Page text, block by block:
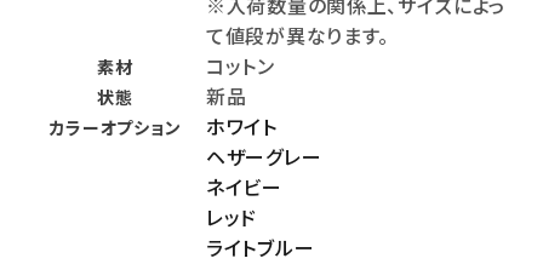
て値段が異なります。
素材 コットン
状態 新品
カラーオプション
ホワイト
ヘザーグレー
ネイビー
レッド
ライトブルー